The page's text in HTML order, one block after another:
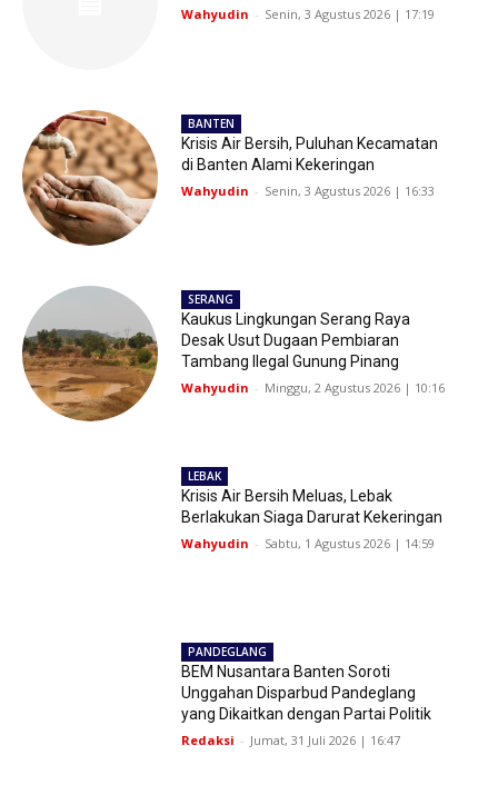
Wahyudin - Senin, 3 Agustus 2026 | 17:19
BANTEN
Krisis Air Bersih, Puluhan Kecamatan
di Banten Alami Kekeringan
Wahyudin - Senin, 3 Agustus 2026 | 16:33
SERANG
Kaukus Lingkungan Serang Raya
Desak Usut Dugaan Pembiaran
Tambang Ilegal Gunung Pinang
Wahyudin - Minggu, 2 Agustus 2026 | 10:16
LEBAK
Krisis Air Bersih Meluas, Lebak
Berlakukan Siaga Darurat Kekeringan
Wahyudin - Sabtu, 1 Agustus 2026 | 14:59
PANDEGLANG
BEM Nusantara Banten Soroti
Unggahan Disparbud Pandeglang
yang Dikaitkan dengan Partai Politik
Redaksi - Jumat, 31 Juli 2026 | 16:47